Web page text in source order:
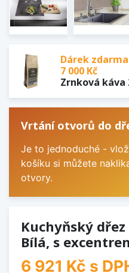
Dárek
7 000 Kč
Zrnková káva
Vrtání otvorů do
Je to jednoduché -
košíku si můžete
otvory.
Kuchyňský
Bílá, s
6 921 Kč s